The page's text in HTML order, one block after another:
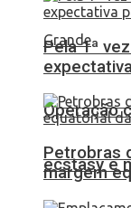
Operação
ecstasy e
Pela 1ª
Petrobras
margem